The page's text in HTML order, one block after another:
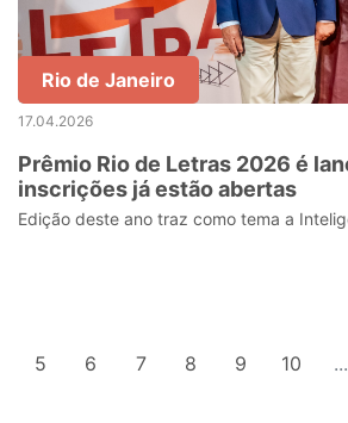
Rio de Janeiro
17.04.2026
Prêmio Rio de Letras 2026 é
inscrições já estão abertas
Edição deste ano traz como tema a
5 6 7 8 9 10 ...